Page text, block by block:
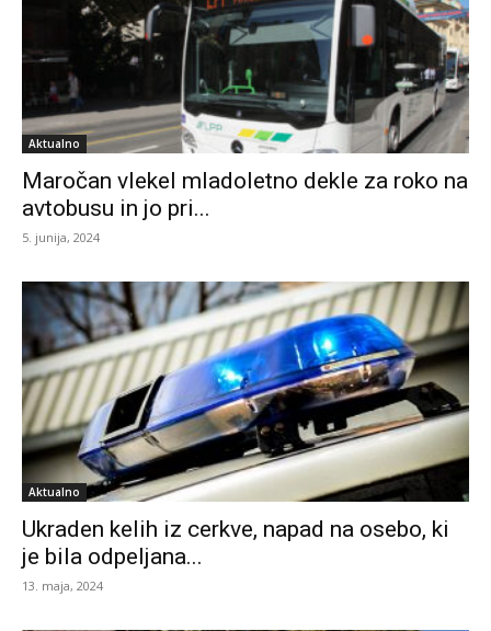
Aktualno
Maročan vlekel mladoletno dekle za roko na
avtobusu in jo pri...
5. junija, 2024
Aktualno
Ukraden kelih iz cerkve, napad na osebo, ki
je bila odpeljana...
13. maja, 2024